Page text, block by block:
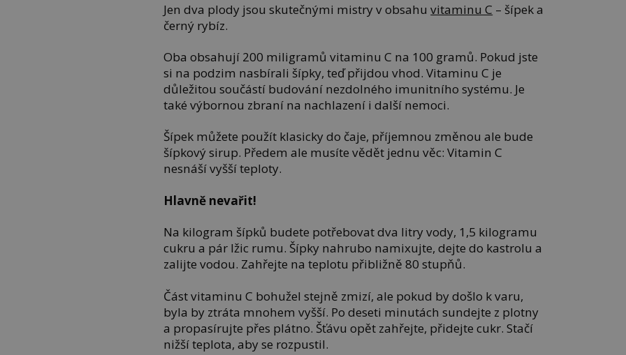
Jen dva plody jsou skutečnými mistry v obsahuvitaminu C – šípek a
černý rybíz.
Oba obsahují 200 miligramů vitaminu C na 100 gramů. Pokud jste
si na podzim nasbírali šípky, teď přijdou vhod. Vitaminu C je
důležitou součástí budování nezdolného imunitního systému. Je
také výbornou zbraní na nachlazení i další nemoci.
Šípek můžete použít klasicky do čaje, příjemnou změnou ale bude
šípkový sirup. Předem ale musíte vědět jednu věc: Vitamin C
nesnáší vyšší teploty.
Hlavně nevařit!
Na kilogram šípků budete potřebovat dva litry vody, 1,5 kilogramu
cukru a pár lžic rumu. Šípky nahrubo namixujte, dejte do kastrolu a
zalijte vodou. Zahřejte na teplotu přibližně 80 stupňů.
Část vitaminu C bohužel stejně zmizí, ale pokud by došlo k varu,
byla by ztráta mnohem vyšší. Po deseti minutách sundejte z plotny
a propasírujte přes plátno. Šťávu opět zahřejte, přidejte cukr. Stačí
nižší teplota, aby se rozpustil.